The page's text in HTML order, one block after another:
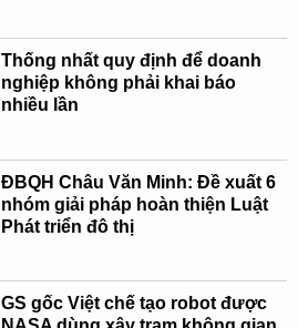
Thống nhất quy định để doanh
nghiệp không phải khai báo
nhiều lần
ĐBQH Châu Văn Minh: Đề xuất 6
nhóm giải pháp hoàn thiện Luật
Phát triển đô thị
GS gốc Việt chế tạo robot được